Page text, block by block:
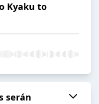
Kyaku to
serán